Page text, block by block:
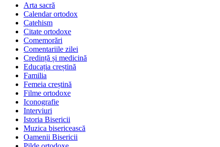
Arta sacră
Calendar ortodox
Catehism
Citate ortodoxe
Comemorări
Comentariile zilei
Credință și medicină
Educația creștină
Familia
Femeia creștină
Filme ortodoxe
Iconografie
Interviuri
Istoria Bisericii
Muzica bisericească
Oamenii Bisericii